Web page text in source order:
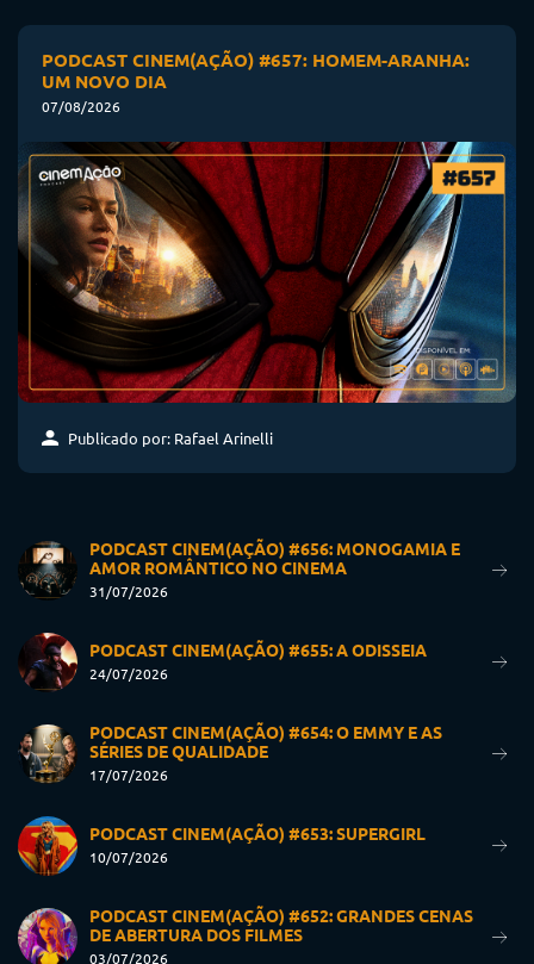
PODCAST CINEM(AÇÃO) #657: HOMEM-ARANHA:
UM NOVO DIA
07/08/2026
Publicado por: Rafael Arinelli
PODCAST CINEM(AÇÃO) #656: MONOGAMIA E
AMOR ROMÂNTICO NO CINEMA
31/07/2026
PODCAST CINEM(AÇÃO) #655: A ODISSEIA
24/07/2026
PODCAST CINEM(AÇÃO) #654: O EMMY E AS
SÉRIES DE QUALIDADE
17/07/2026
PODCAST CINEM(AÇÃO) #653: SUPERGIRL
10/07/2026
PODCAST CINEM(AÇÃO) #652: GRANDES CENAS
DE ABERTURA DOS FILMES
03/07/2026